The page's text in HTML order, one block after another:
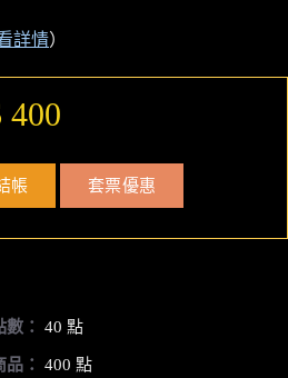
詳情）
400
帳 套票優惠
： 40 點
： 400 點